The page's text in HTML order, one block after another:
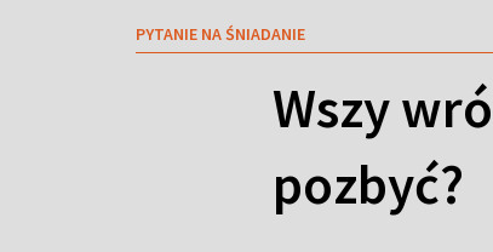
PYTANIE NA ŚNIADANIE
Wszy
pozbyć?